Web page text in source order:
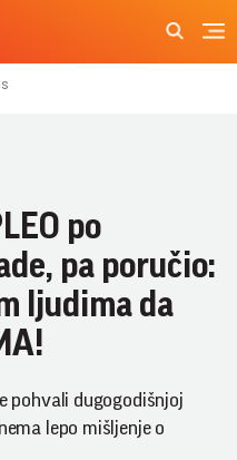
po
pa poručio:
ljudima da
pohvali dugogodišnjoj
lepo mišljenje o